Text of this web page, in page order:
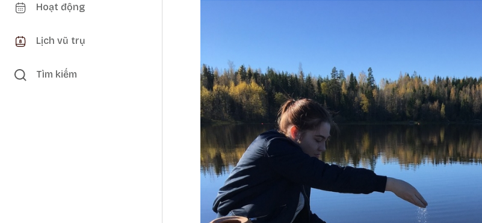
Hoạt động
Lịch vũ trụ
Tìm kiếm